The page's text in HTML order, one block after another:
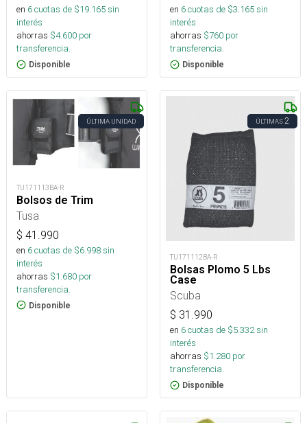
en 6cuotas de $19.165sin
interés
ahorras $4.600 por
transferencia.
Disponible
en 6cuotas de $3.165sin
interés
ahorras $760 por
transferencia.
Disponible
ÚLTIMA UNIDAD
TU171113BA-R
Bolsos de Trim
Tusa
$ 41.990
en 6cuotas de $6.998sin
interés
ahorras $1.680 por
transferencia.
Disponible
ÚLTIMAS2
TU171112BA-R
Bolsas Plomo 5 Lbs
Case
Scuba
$ 31.990
en 6cuotas de $5.332sin
interés
ahorras $1.280 por
transferencia.
Disponible